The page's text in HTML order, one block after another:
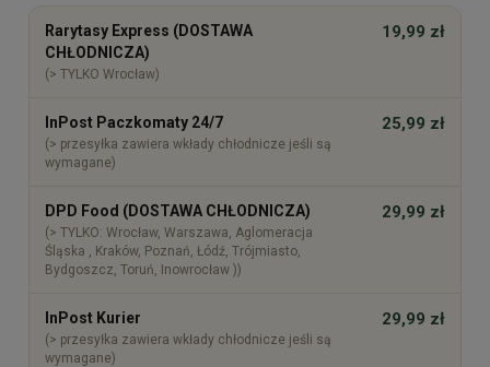
Cena nie zawiera ewentualnych kosztów płatności
Rarytasy Express (DOSTAWA
CHŁODNICZA)
(> TYLKO Wrocław)
19,99 zł
InPost Paczkomaty 24/7
(> przesyłka zawiera wkłady chłodnicze jeśli są
wymagane)
25,99 zł
DPD Food (DOSTAWA CHŁODNICZA)
(> TYLKO: Wrocław, Warszawa, Aglomeracja
Śląska , Kraków, Poznań, Łódź, Trójmiasto,
Bydgoszcz, Toruń, Inowrocław ))
29,99 zł
InPost Kurier
(> przesyłka zawiera wkłady chłodnicze jeśli są
wymagane)
29,99 zł